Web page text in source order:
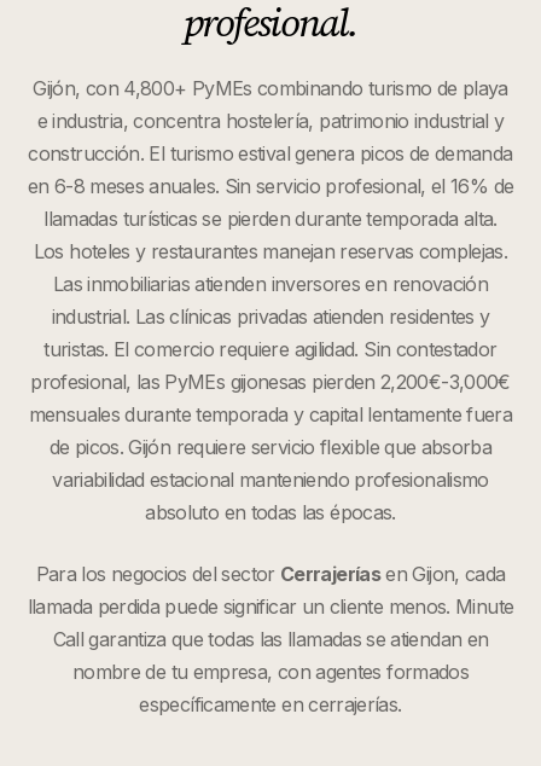
profesional.
Gijón, con 4,800+ PyMEs combinando turismo de playa
e industria, concentra hostelería, patrimonio industrial y
construcción. El turismo estival genera picos de demanda
en 6-8 meses anuales. Sin servicio profesional, el 16% de
llamadas turísticas se pierden durante temporada alta.
Los hoteles y restaurantes manejan reservas complejas.
Las inmobiliarias atienden inversores en renovación
industrial. Las clínicas privadas atienden residentes y
turistas. El comercio requiere agilidad. Sin contestador
profesional, las PyMEs gijonesas pierden 2,200€-3,000€
mensuales durante temporada y capital lentamente fuera
de picos. Gijón requiere servicio flexible que absorba
variabilidad estacional manteniendo profesionalismo
absoluto en todas las épocas.
Para los negocios del sector CerrajeríasenGijon, cada
llamada perdida puede significar un cliente menos. Minute
Call garantiza que todas las llamadas se atiendan en
nombre de tu empresa, con agentes formados
específicamente encerrajerías.